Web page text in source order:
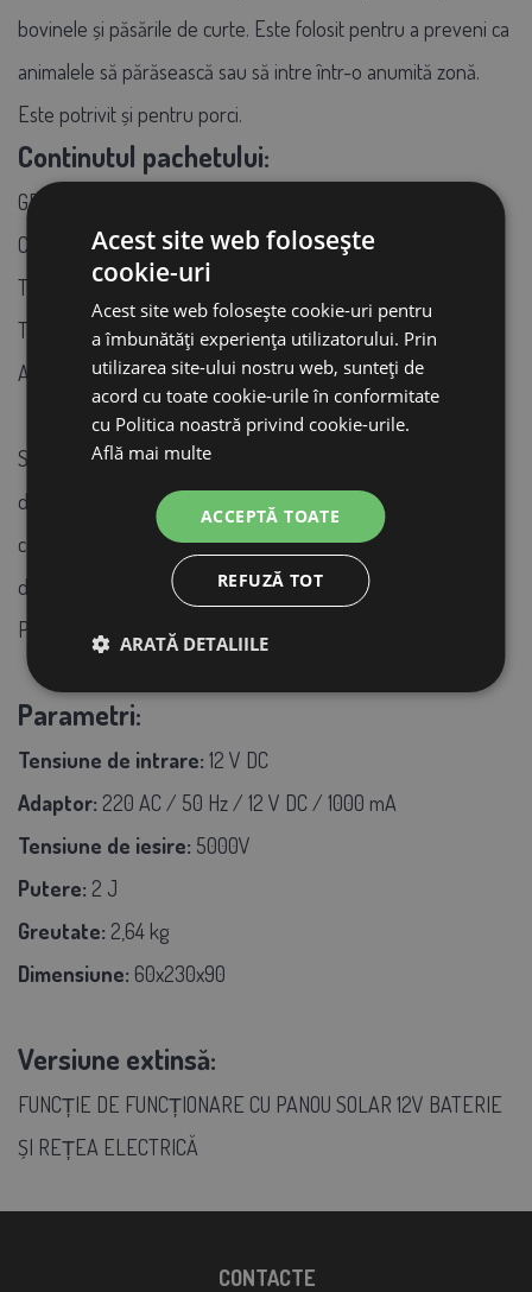
bovinele și păsările de curte. Este folosit pentru a preveni ca
animalele să părăsească sau să intre într-o anumită zonă.
Este potrivit și pentru porci.
Continutul pachetului:
GENERATOR 5000V
CABLU PENTRU AMPLIFICATOR BATERIE
TIJĂ DE PĂMÂNT ȘI CABLUL AD
TABLA DE AVERTIZARE
ADAPTATOR 12 V
Scurtcircuitați funcția de funcționare continuă (În acest fel,
dispozitivul continuă să funcționeze atunci când intră în
contact cu orice loc precum iarbă, copac etc.) și nu vă va
dezamăgi.
PRODUS CERTIFICAT ȘI BREVETAT TSE
Parametri:
Tensiune de intrare: 12 V DC
Adaptor: 220 AC / 50 Hz / 12 V DC / 1000 mA
Tensiune de iesire: 5000V
Putere: 2 J
Greutate: 2,64 kg
Dimensiune: 60x230x90
Versiune extinsă:
FUNCȚIE DE FUNCȚIONARE CU PANOU SOLAR 12V BATERIE
ȘI REȚEA ELECTRICĂ
CONTACTE
Acest site web folosește
cookie-uri
Acest site web folosește cookie-uri pentru
a îmbunătăți experiența utilizatorului. Prin
utilizarea site-ului nostru web, sunteți de
acord cu toate cookie-urile în conformitate
cu Politica noastră privind cookie-urile.
Află mai multe
ACCEPTĂ TOATE
REFUZĂ TOT
ARATĂ DETALIILE